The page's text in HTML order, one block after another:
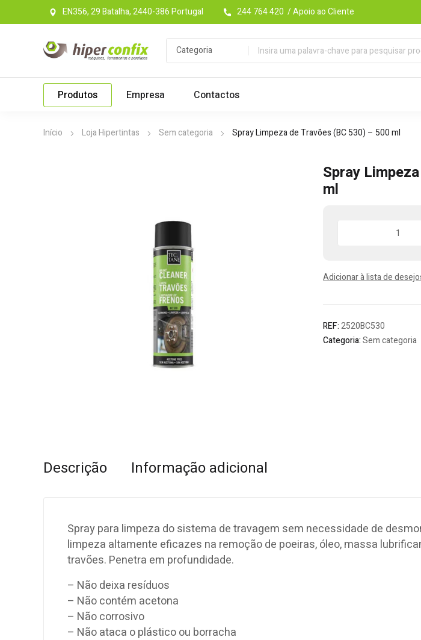
EN356, 29 Batalha, 2440-386 Portugal 244 764 420 / Apoio ao Cliente
Produtos Empresa Contactos
Início Loja Hipertintas Sem categoria Spray Limpeza de Travões (BC 530) – 500 ml
Spray
ml
de
-
500
Adicionar à lista de
REF:2520BC530
Categoria:Sem categoria
Descrição Informação adicional
Spray para limpeza do sistema de travagem sem necessidade de
limpeza altamente eficazes na remoção de poeiras, óleo, massa
travões. Penetra em profundidade.
– Não deixa resíduos
– Não contém acetona
– Não corrosivo
– Não ataca o plástico ou borracha